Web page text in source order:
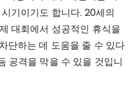
기이기도 합니다. 20세의
대회에서 성공적인 휴식을
단하는 데 도움을 줄 수 있다
공격을 막을 수 있을 것입니